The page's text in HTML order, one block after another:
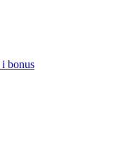
i bonus